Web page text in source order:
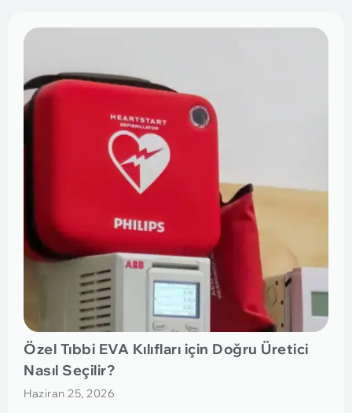
Özel Tıbbi EVA Kılıfları için Doğru Üretici
Nasıl Seçilir?
Haziran 25, 2026